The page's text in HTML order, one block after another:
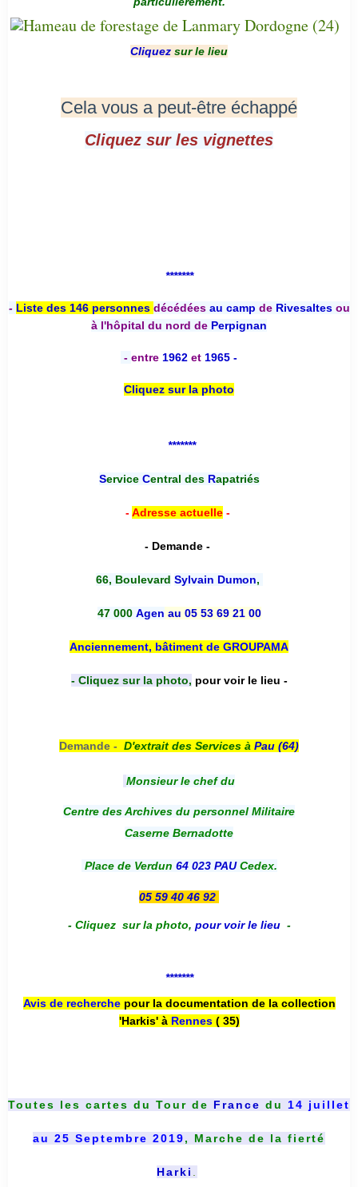
Cliquez sur le lieu
Cela vous a peut-être échappé
Cliquez sur les vignettes
*******
- Liste des 146 personnes décédées au camp deRivesaltesou
à l'hôpital du nord de Perpignan
- entre 1962 et 1965 -
Cliquez sur la photo
*******
Service Central desRapatriés
-Adresse actuelle-
- Demande -
66, Boulevard Sylvain Dumon,
47 000 Agen au 05 53 69 21 00
Anciennement, bâtiment de GROUPAMA
- Cliquez sur la photo, pour voir le lieu -
Demande - D'extrait des Services à Pau (64)
Monsieur le chef du
Centre des Archives du personnel Militaire
Caserne Bernadotte
Place de Verdun 64 023 PAUCedex.
05 59 40 46 92
- Cliquez sur la photo, pour voir le lieu -
*******
Avis de recherche pour la documentation de la collection
'Harkis' à Rennes( 35)
Toutes les cartes du Tour de France du 14 juillet
au 25 Septembre 2019, Marche de la fierté
Harki